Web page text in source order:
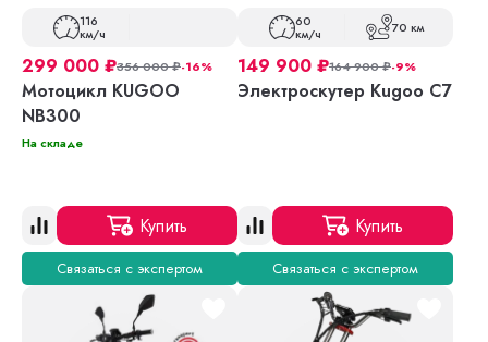
116
км/ч
299 000 ₽356 000₽-16%
Мотоцикл KUGOO
NB300
На складе
Купить
Связаться с экспертом
60
км/ч 70 км
149 900 ₽164 900₽-9%
Электроскутер Kugoo С7
Купить
Связаться с экспертом